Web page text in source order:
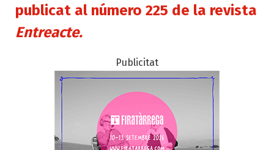
publicat al número 225 de la revista
Entreacte.
Publicitat